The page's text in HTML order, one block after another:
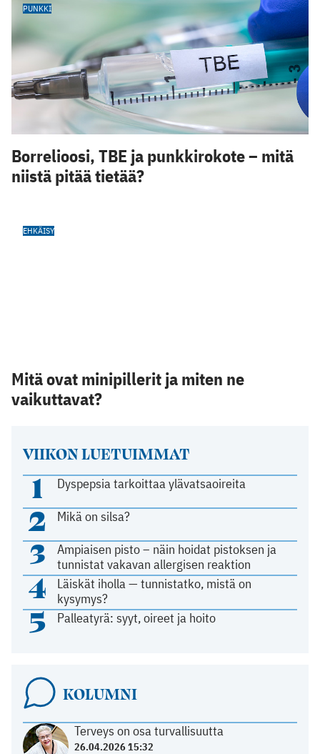
VIIKON LUETUIMMAT
1 Dyspepsia tarkoittaa ylävatsaoireita
2 Mikä on silsa?
3
Ampiaisen pisto – näin hoidat pistoksen ja
tunnistat vakavan allergisen reaktion
4
Läiskät iholla — tunnistatko, mistä on
kysymys?
5 Palleatyrä: syyt, oireet ja hoito
KOLUMNI
Terveys on osa turvallisuutta
26.04.2026 15:32
PUNKKI
Borrelioosi, TBE ja punkkirokote – mitä
niistä pitää tietää?
EHKÄISY
Mitä ovat minipillerit ja miten ne
vaikuttavat?